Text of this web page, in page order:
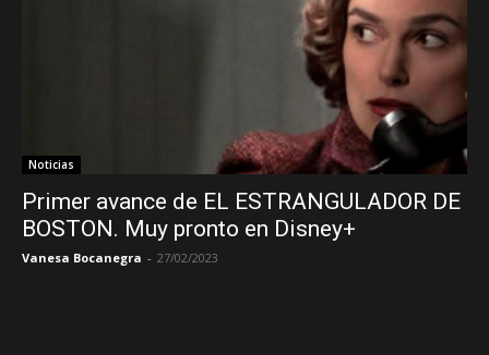
Noticias
Primer avance de EL ESTRANGULADOR DE
BOSTON. Muy pronto en Disney+
Vanesa Bocanegra - 27/02/2023